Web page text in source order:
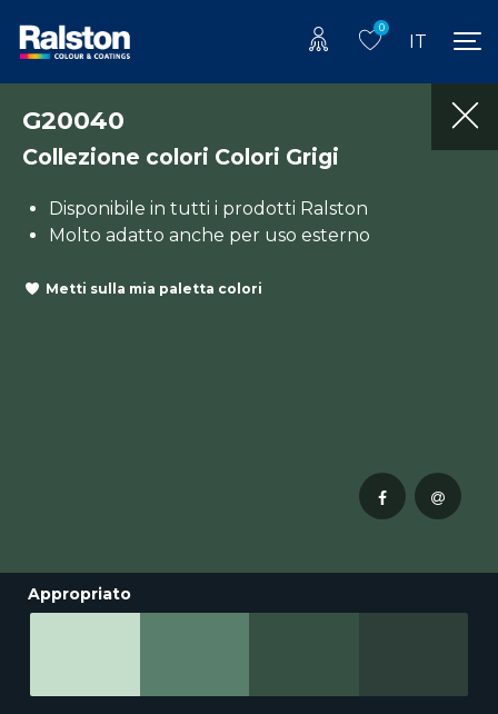
0
IT
G20040
Collezione colori Colori Grigi
Disponibile in tutti i prodotti Ralston
Molto adatto anche per uso esterno
Metti sulla mia paletta colori
Appropriato